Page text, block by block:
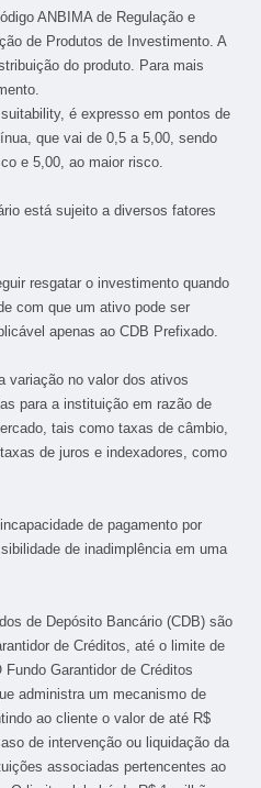
ANBIMA de Regulação e
de Produtos de Investimento. A
do produto. Para mais
é expresso em pontos de
que vai de 0,5 a 5,00, sendo
e 5,00, ao maior risco.
está sujeito a diversos fatores
resgatar o investimento quando
com que um ativo pode ser
apenas ao CDB Prefixado.
variação no valor dos ativos
para a instituição em razão de
tais como taxas de câmbio,
de juros e indexadores, como
de pagamento por
de inadimplência em uma
de Depósito Bancário (CDB) são
de Créditos, até o limite de
Garantidor de Créditos
administra um mecanismo de
ao cliente o valor de até R$
de intervenção ou liquidação da
associadas pertencentes ao